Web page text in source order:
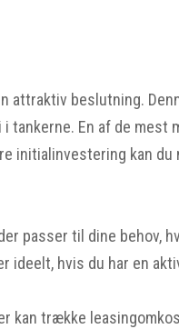
beslutning.
En af de mest
initialinvestering kan
passer til dine behov,
ideelt, hvis du har en
kan trække